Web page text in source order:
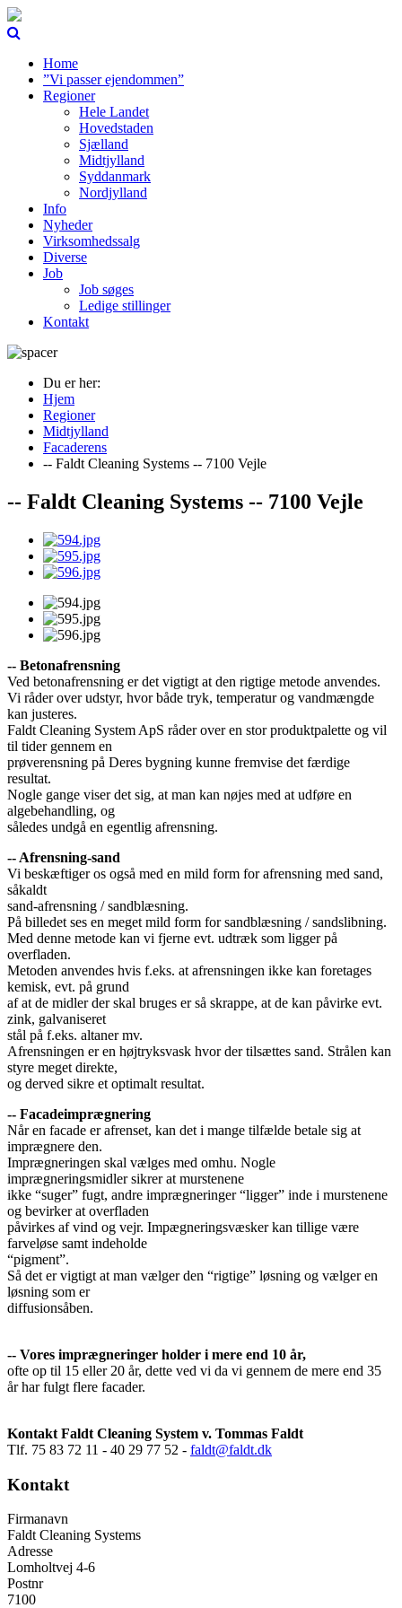
Home
”Vi passer ejendommen”
Regioner
Hele Landet
Hovedstaden
Sjælland
Midtjylland
Syddanmark
Nordjylland
Info
Nyheder
Virksomhedssalg
Diverse
Job
Job søges
Ledige stillinger
Kontakt
Du er her:
Hjem
Regioner
Midtjylland
Facaderens
-- Faldt Cleaning Systems -- 7100 Vejle
-- Faldt Cleaning Systems -- 7100 Vejle
-- Betonafrensning
Ved betonafrensning er det vigtigt at den rigtige metode anvendes.
Vi råder over udstyr, hvor både tryk, temperatur og vandmængde
kan justeres.
Faldt Cleaning System ApS råder over en stor produktpalette og vil
til tider gennem en
prøverensning på Deres bygning kunne fremvise det færdige
resultat.
Nogle gange viser det sig, at man kan nøjes med at udføre en
algebehandling, og
således undgå en egentlig afrensning.
-- Afrensning-sand
Vi beskæftiger os også med en mild form for afrensning med sand,
såkaldt
sand-afrensning / sandblæsning.
På billedet ses en meget mild form for sandblæsning / sandslibning.
Med denne metode kan vi fjerne evt. udtræk som ligger på
overfladen.
Metoden anvendes hvis f.eks. at afrensningen ikke kan foretages
kemisk, evt. på grund
af at de midler der skal bruges er så skrappe, at de kan påvirke evt.
zink, galvaniseret
stål på f.eks. altaner mv.
Afrensningen er en højtryksvask hvor der tilsættes sand. Strålen kan
styre meget direkte,
og derved sikre et optimalt resultat.
-- Facadeimprægnering
Når en facade er afrenset, kan det i mange tilfælde betale sig at
imprægnere den.
Imprægneringen skal vælges med omhu. Nogle
imprægneringsmidler sikrer at murstenene
ikke “suger” fugt, andre imprægneringer “ligger” inde i murstenene
og bevirker at overfladen
påvirkes af vind og vejr. Impægneringsvæsker kan tillige være
farveløse samt indeholde
“pigment”.
Så det er vigtigt at man vælger den “rigtige” løsning og vælger en
løsning som er
diffusionsåben.
-- Vores imprægneringer holder i mere end 10 år,
ofte op til 15 eller 20 år, dette ved vi da vi gennem de mere end 35
år har fulgt flere facader.
Kontakt Faldt Cleaning System v. Tommas Faldt
Tlf. 75 83 72 11 - 40 29 77 52 - faldt@faldt.dk
Kontakt
Firmanavn
Faldt Cleaning Systems
Adresse
Lomholtvej 4-6
Postnr
7100